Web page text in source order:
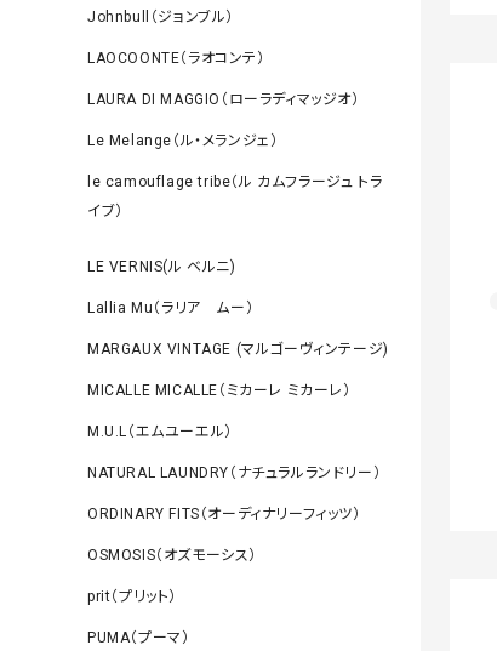
Johnbull（ジョンブル）
LAOCOONTE（ラオコンテ）
LAURA DI MAGGIO（ローラディマッジオ）
Le Melange（ル・メランジェ）
le camouflage tribe（ル カムフラージュ トラ
イブ）
LE VERNIS(ル ベルニ)
Lallia Mu（ラリア ムー）
MARGAUX VINTAGE (マルゴーヴィンテージ)
MICALLE MICALLE（ミカーレ ミカーレ）
M.U.L（エムユーエル）
NATURAL LAUNDRY（ナチュラルランドリー）
ORDINARY FITS（オーディナリーフィッツ）
OSMOSIS（オズモーシス）
prit（プリット）
PUMA（プーマ）